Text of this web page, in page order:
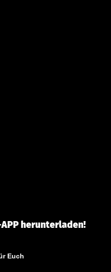
APP herunterladen!
Euch